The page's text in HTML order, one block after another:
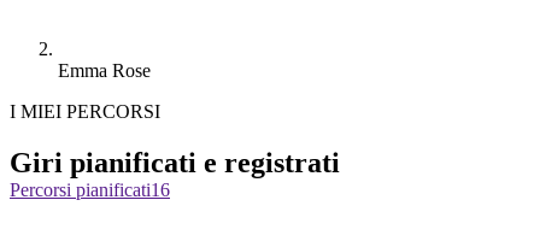
Emma Rose
I MIEI PERCORSI
Giri pianificati e registrati
Percorsi pianificati16